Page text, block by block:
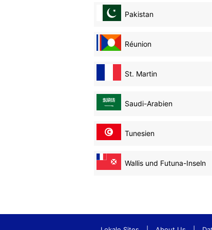
Pakistan
Réunion
St. Martin
Saudi-Arabien
Tunesien
Wallis und Futuna-Inseln